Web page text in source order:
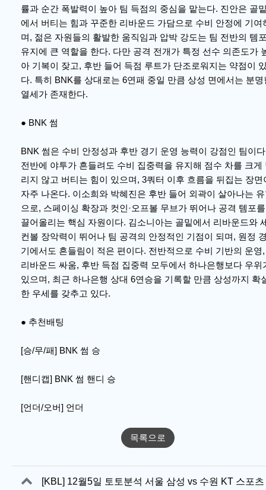
률과 순간 폭발력이 높아 팀 득점의 중심을 맡는다. 진안은 골
에서 버티는 힘과 꾸준한 리바운드 가담으로 수비 안정에 기여
며, 젊은 자원들의 활발한 움직임과 압박 강도는 팀 전반의 템
유지에 큰 역할을 한다. 다만 공격 전개가 특정 선수 의존도가
아 기복이 잦고, 후반 들어 득점 루트가 단조로워지는 약점이
다. 특히 BNK를 상대로는 6연패 중일 만큼 상성 면에서는 분명
열세가 존재한다.
● BNK 썸
BNK 썸은 수비 안정성과 후반 경기 운영 능력이 강점인 팀이
전반에 야투가 흔들려도 수비 집중력을 유지해 점수 차를 크게
리지 않고 버티는 힘이 있으며, 3쿼터 이후 흐름을 뒤집는 장면
자주 나온다. 이소희와 박혜진은 후반 들어 외곽이 살아나는
으로, 스페이싱 확장과 컷인·오프볼 무브가 뛰어나 공격 템포를
끌어올리는 핵심 자원이다. 김소니아는 골밑에서 리바운드와
컨볼 장악력이 뛰어나 팀 공격의 안정적인 기점이 되며, 원정
기에서도 흔들림이 적은 편이다. 전반적으로 수비 기반의 운영,
리바운드 싸움, 후반 득점 집중력 모두에서 하나은행보다 우위
있으며, 최근 하나은행 상대 6연승을 기록할 만큼 상성까지 확
한 우세를 갖추고 있다.
● 추천배팅
[승/무/패] BNK 썸 승
[핸디캡] BNK 썸 핸디 승
[언더/오버] 언더
목록으로
관련자료
[KBL] 12월5일 토토분석 서울 삼성 vs 수원 KT 스포츠